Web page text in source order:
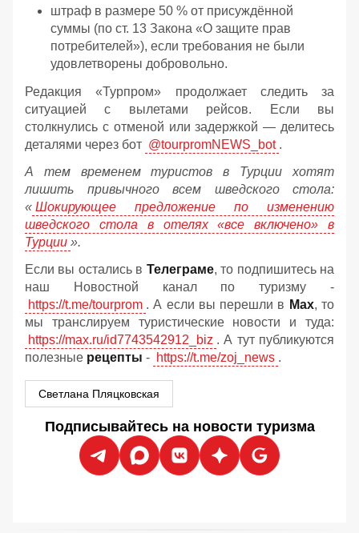
штраф в размере 50 % от присуждённой
суммы (по ст. 13 Закона «О защите прав
потребителей»), если требования не были
удовлетворены добровольно.
Редакция «Турпром» продолжает следить за
ситуацией с вылетами рейсов. Если вы
столкнулись с отменой или задержкой — делитесь
деталями через бот @tourpromNEWS_bot .
А тем временем туристов в Турции хотят
лишить привычного всем шведского стола:
« Шокирующее предложение по изменению
шведского стола в отелях «все включено» в
Турции ».
Если вы остались в Телеграме, то подпишитесь на
наш Новостной канал по туризму -
https://t.me/tourprom . А если вы перешли в Мах, то
мы транслируем туристические новости и туда:
https://max.ru/id7743542912_biz . А тут публикуются
полезные рецепты - https://t.me/zoj_news .
Светлана Пляцковская
Подписывайтесь на новости туризма